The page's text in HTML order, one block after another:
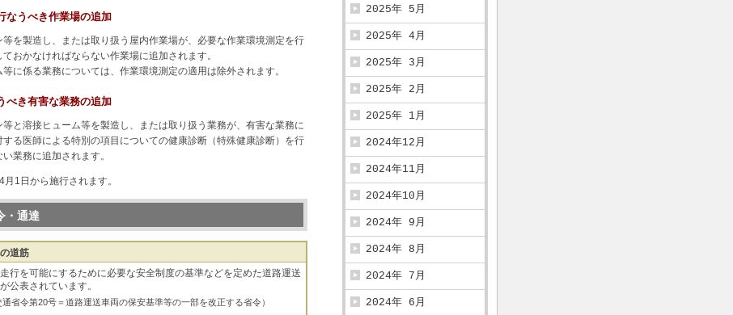
なうべき作業場の追加
を製造し、または取り扱う屋内作業場が、必要な作業環境測定を行
おかなければならない作業場に追加されます。
に係る業務については、作業環境測定の適用は除外されます。
べき有害な業務の追加
と溶接ヒューム等を製造し、または取り扱う業務が、有害な業務に
る医師による特別の項目についての健康診断（特殊健康診断）を行
業務に追加されます。
1日から施行されます。
・通達
道筋
行を可能にするために必要な安全制度の基準などを定めた道路運送
公表されています。
通省令第20号＝道路運送車両の保安基準等の一部を改正する省令）
2025年 5月
2025年 4月
2025年 3月
2025年 2月
2025年 1月
2024年12月
2024年11月
2024年10月
2024年 9月
2024年 8月
2024年 7月
2024年 6月